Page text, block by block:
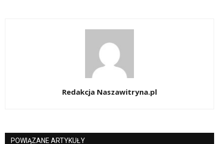
Redakcja Naszawitryna.pl
POWIĄZANE ARTYKUŁY